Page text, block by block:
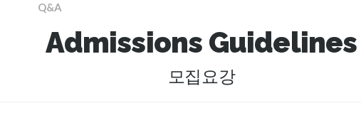
Q&A
Admissions Guidelines
모집요강